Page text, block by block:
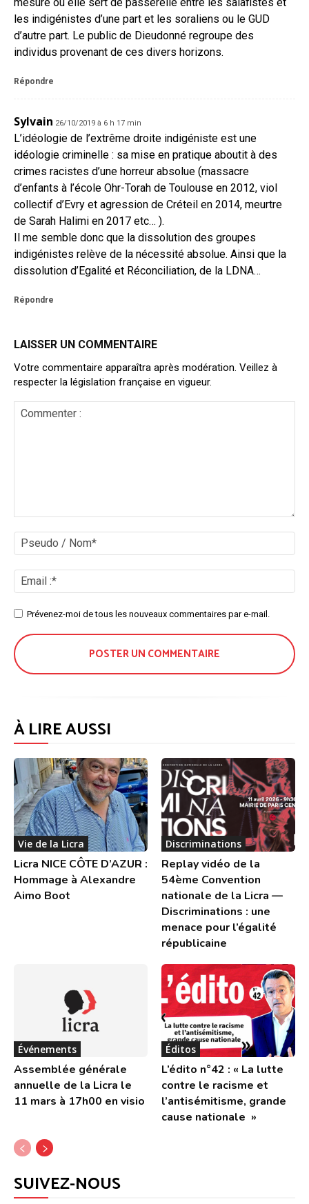
les indigénistes d’une part et les soraliens ou le GUD
d’autre part. Le public de Dieudonné regroupe des
individus provenant de ces divers horizons.
Répondre
Sylvain 26/10/2019 à 6 h 17 min
L’idéologie de l’extrême droite indigéniste est une
idéologie criminelle : sa mise en pratique aboutit à des
crimes racistes d’une horreur absolue (massacre
d’enfants à l’école Ohr-Torah de Toulouse en 2012, viol
collectif d’Evry et agression de Créteil en 2014, meurtre
de Sarah Halimi en 2017 etc… ).
Il me semble donc que la dissolution des groupes
indigénistes relève de la nécessité absolue. Ainsi que la
dissolution d’Egalité et Réconciliation, de la LDNA…
Répondre
LAISSER UN COMMENTAIRE
Votre commentaire apparaîtra après modération. Veillez à
respecter la législation française en vigueur.
/
:*
SitePrévenez-moi de tous les nouveaux commentaires par e-mail.
À LIRE AUSSI
Vie de la Licra
Licra NICE CÔTE D’AZUR :
Hommage à Alexandre
Aimo Boot
Discriminations
Replay vidéo de la
54ème Convention
nationale de la Licra —
Discriminations : une
menace pour l’égalité
républicaine
Événements
Assemblée générale
annuelle de la Licra le
11 mars à 17h00 en visio
Éditos
L’édito n°42 : « La lutte
contre le racisme et
l’antisémitisme, grande
cause nationale »
SUIVEZ-NOUS